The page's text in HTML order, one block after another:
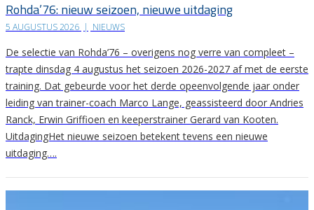
Rohda’76: nieuw seizoen, nieuwe uitdaging
5 AUGUSTUS 2026 | NIEUWS
De selectie van Rohda’76 – overigens nog verre van compleet –
trapte dinsdag 4 augustus het seizoen 2026-2027 af met de eerste
training. Dat gebeurde voor het derde opeenvolgende jaar onder
leiding van trainer-coach Marco Lange, geassisteerd door Andries
Ranck, Erwin Griffioen en keeperstrainer Gerard van Kooten.
UitdagingHet nieuwe seizoen betekent tevens een nieuwe
uitdaging….